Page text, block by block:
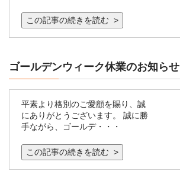
この記事の続きを読む >
ゴールデンウィーク休業のお知らせ
平素より格別のご愛顧を賜り、誠
にありがとうございます。 誠に勝
手ながら、ゴールデ・・・
この記事の続きを読む >